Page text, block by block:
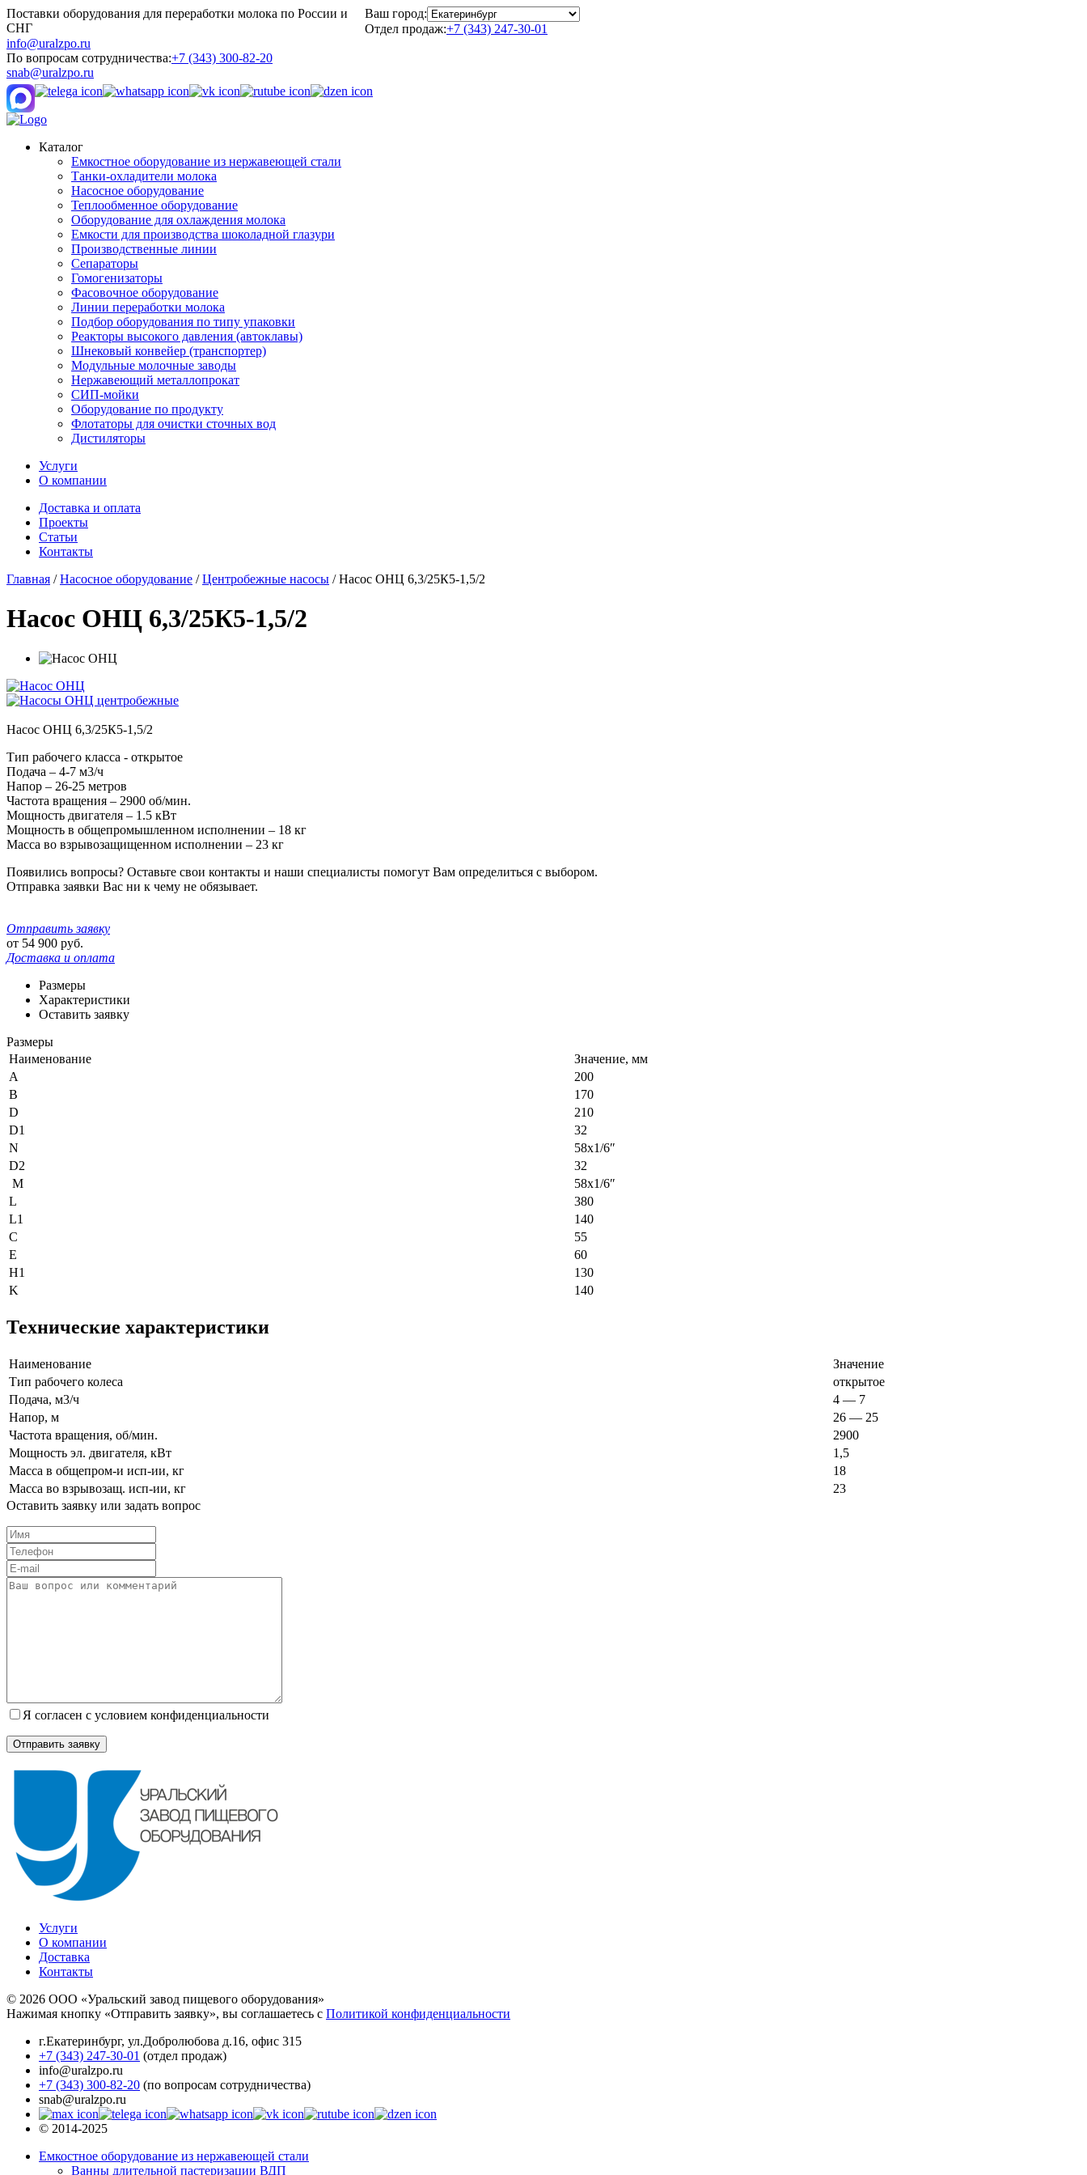
Поставки оборудования для переработки молока по России и
СНГ
Ваш город:
Отдел продаж:+7 (343) 247-30-01
info@uralzpo.ru
По вопросам сотрудничества:+7 (343) 300-82-20
snab@uralzpo.ru
Каталог
Емкостное оборудование из нержавеющей стали
Танки-охладители молока
Насосное оборудование
Теплообменное оборудование
Оборудование для охлаждения молока
Емкости для производства шоколадной глазури
Производственные линии
Сепараторы
Гомогенизаторы
Фасовочное оборудование
Линии переработки молока
Подбор оборудования по типу упаковки
Реакторы высокого давления (автоклавы)
Шнековый конвейер (транспортер)
Модульные молочные заводы
Нержавеющий металлопрокат
СИП-мойки
Оборудование по продукту
Флотаторы для очистки сточных вод
Дистиляторы
Услуги
О компании
Доставка и оплата
Проекты
Статьи
Контакты
Главная /Насосное оборудование /Центробежные насосы /Насос ОНЦ 6,3/25К5-1,5/2
Насос ОНЦ 6,3/25К5-1,5/2
Насос ОНЦ 6,3/25К5-1,5/2
Тип рабочего класса - открытое
Подача – 4-7 м3/ч
Напор – 26-25 метров
Частота вращения – 2900 об/мин.
Мощность двигателя – 1.5 кВт
Мощность в общепромышленном исполнении – 18 кг
Масса во взрывозащищенном исполнении – 23 кг
Появились вопросы? Оставьте свои контакты и наши специалисты помогут Вам определиться с выбором.
Отправка заявки Вас ни к чему не обязывает.
Отправить заявку
от 54 900 руб.
Доставка и оплата
Размеры
Характеристики
Оставить заявку
Размеры
Наименование
Значение, мм
A
200
B
170
D
210
D1
32
N
58х1/6″
D2
32
M
58х1/6″
L
380
L1
140
C
55
E
60
H1
130
K
140
Технические характеристики
Наименование
Значение
Тип рабочего колеса
открытое
Подача, м3/ч
4 — 7
Напор, м
26 — 25
Частота вращения, об/мин.
2900
Мощность эл. двигателя, кВт
1,5
Масса в общепром-и исп-ии, кг
18
Масса во взрыво­защ. исп-ии, кг
23
Оставить заявку или задать вопрос
Я согласен с условием конфиденциальности
Услуги
О компании
Доставка
Контакты
© 2026 ООО «Уральский завод пищевого оборудования»
Нажимая кнопку «Отправить заявку», вы соглашаетесь с Политикой конфиденциальности
г.Екатеринбург, ул.Добролюбова д.16, офис 315
+7 (343) 247-30-01 (отдел продаж)
info@uralzpo.ru
+7 (343) 300-82-20 (по вопросам сотрудничества)
snab@uralzpo.ru
© 2014-2025
Емкостное оборудование из нержавеющей стали
Ванны длительной пастеризации ВДП